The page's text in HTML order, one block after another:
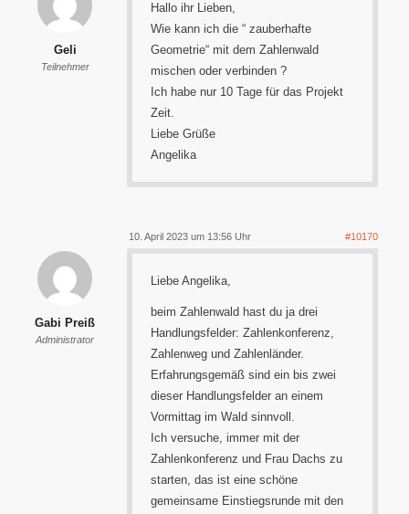
Geli
Teilnehmer
Hallo ihr Lieben,
Wie kann ich die “ zauberhafte
Geometrie“ mit dem Zahlenwald
mischen oder verbinden ?
Ich habe nur 10 Tage für das Projekt
Zeit.
Liebe Grüße
Angelika
10. April 2023 um 13:56 Uhr #10170
Gabi Preiß
Administrator
Liebe Angelika,
beim Zahlenwald hast du ja drei
Handlungsfelder: Zahlenkonferenz,
Zahlenweg und Zahlenländer.
Erfahrungsgemäß sind ein bis zwei
dieser Handlungsfelder an einem
Vormittag im Wald sinnvoll.
Ich versuche, immer mit der
Zahlenkonferenz und Frau Dachs zu
starten, das ist eine schöne
gemeinsame Einstiegsrunde mit den